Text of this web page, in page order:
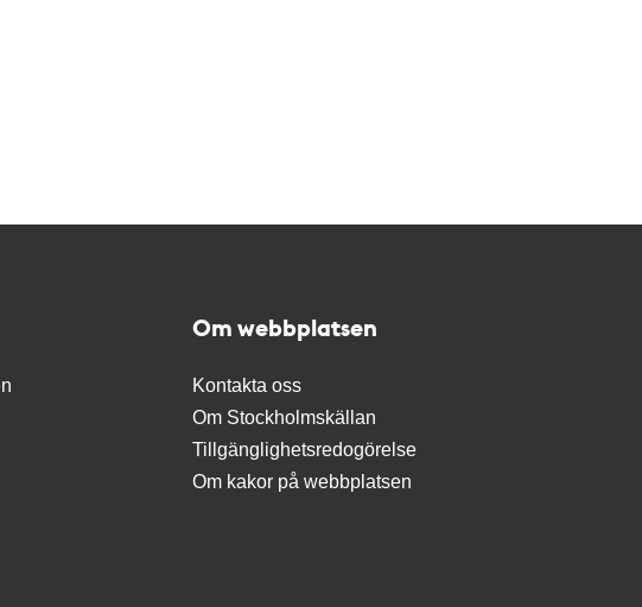
Om webbplatsen
Kontakta oss
Om Stockholmskällan
Tillgänglighetsredogörelse
Om kakor på webbplatsen